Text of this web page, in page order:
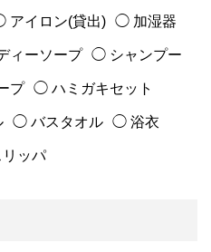
アイロン(貸出) ◯ 加湿器
ィーソープ ◯ シャンプー
プ ◯ ハミガキセット
◯ バスタオル ◯ 浴衣
ッパ